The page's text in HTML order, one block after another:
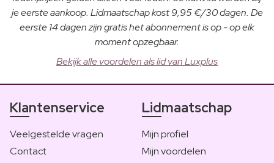
je eerste aankoop. Lidmaatschap kost 9,95 €/30 dagen. De
eerste 14 dagen zijn gratis het abonnement is op - op elk
moment opzegbaar.
Bekijk alle voordelen als lid van Luxplus
Klantenservice
Veelgestelde vragen
Contact
Lidmaatschap
Mijn profiel
Mijn voordelen